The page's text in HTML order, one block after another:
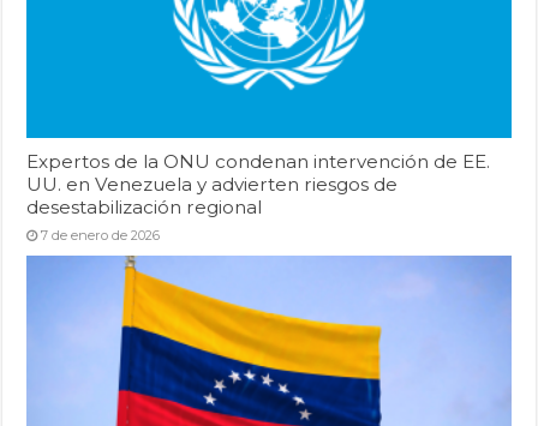
Expertos de la ONU condenan intervención de EE.
UU. en Venezuela y advierten riesgos de
desestabilización regional
7 de enero de 2026